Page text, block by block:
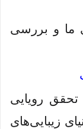
ما و بررسی
رویایی
زیبایی‌های